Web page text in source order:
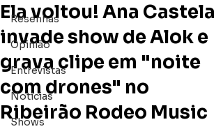
Resenhas
Opinião
Entrevistas
Notícias
Shows
Ela voltou! Ana Castela
invade show de Alok e
grava clipe em "noite
com drones" no
Ribeirão Rodeo Music